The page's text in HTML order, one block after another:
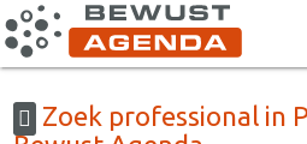
Zoek professional in